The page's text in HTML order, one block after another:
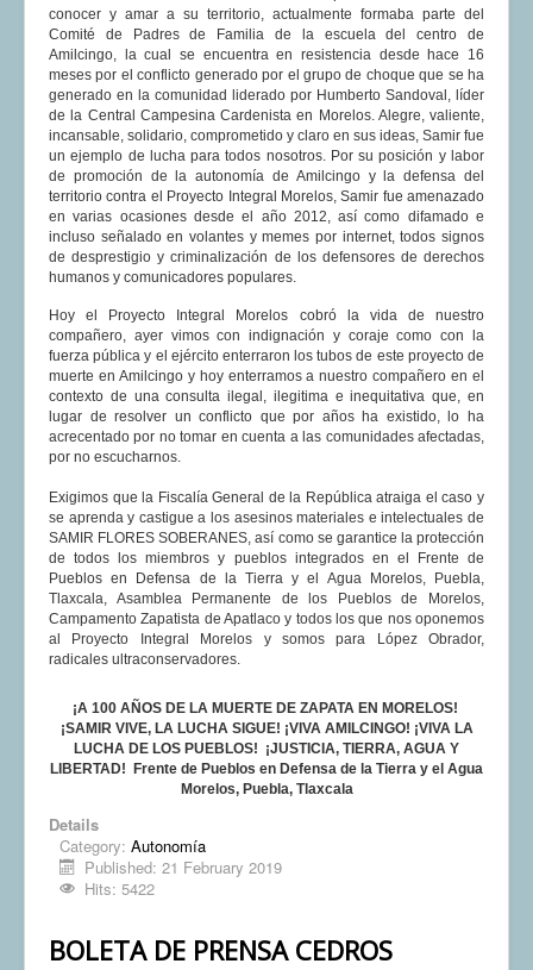
conocer y amar a su territorio, actualmente formaba parte del
Comité de Padres de Familia de la escuela del centro de
Amilcingo, la cual se encuentra en resistencia desde hace 16
meses por el conflicto generado por el grupo de choque que se ha
generado en la comunidad liderado por Humberto Sandoval, líder
de la Central Campesina Cardenista en Morelos. Alegre, valiente,
incansable, solidario, comprometido y claro en sus ideas, Samir fue
un ejemplo de lucha para todos nosotros. Por su posición y labor
de promoción de la autonomía de Amilcingo y la defensa del
territorio contra el Proyecto Integral Morelos, Samir fue amenazado
en varias ocasiones desde el año 2012, así como difamado e
incluso señalado en volantes y memes por internet, todos signos
de desprestigio y criminalización de los defensores de derechos
humanos y comunicadores populares.
Hoy el Proyecto Integral Morelos cobró la vida de nuestro
compañero, ayer vimos con indignación y coraje como con la
fuerza pública y el ejército enterraron los tubos de este proyecto de
muerte en Amilcingo y hoy enterramos a nuestro compañero en el
contexto de una consulta ilegal, ilegitima e inequitativa que, en
lugar de resolver un conflicto que por años ha existido, lo ha
acrecentado por no tomar en cuenta a las comunidades afectadas,
por no escucharnos.
Exigimos que la Fiscalía General de la República atraiga el caso y
se aprenda y castigue a los asesinos materiales e intelectuales de
SAMIR FLORES SOBERANES, así como se garantice la protección
de todos los miembros y pueblos integrados en el Frente de
Pueblos en Defensa de la Tierra y el Agua Morelos, Puebla,
Tlaxcala, Asamblea Permanente de los Pueblos de Morelos,
Campamento Zapatista de Apatlaco y todos los que nos oponemos
al Proyecto Integral Morelos y somos para López Obrador,
radicales ultraconservadores.
¡A 100 AÑOS DE LA MUERTE DE ZAPATA EN MORELOS!
¡SAMIR VIVE, LA LUCHA SIGUE! ¡VIVA AMILCINGO! ¡VIVA LA
LUCHA DE LOS PUEBLOS! ¡JUSTICIA, TIERRA, AGUA Y
LIBERTAD! Frente de Pueblos en Defensa de la Tierra y el Agua
Morelos, Puebla, Tlaxcala
Details
Category: Autonomía
Published: 21 February 2019
Hits: 5422
BOLETA DE PRENSA CEDROS